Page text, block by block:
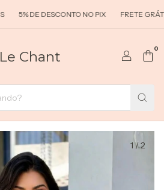
5% DE DESCONTO NO PIX FRETE GRÁTIS
Le Chant 0
1/2